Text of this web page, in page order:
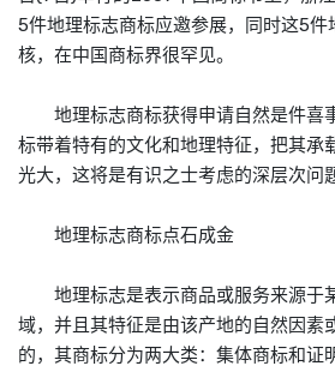
5件地理标志商标应邀参展，同时这5件
核，在中国商标界很罕见。
地理标志商标获得申请自然是件喜
标带着特有的文化和地理特征，把其承
光大，这将是有识之士考虑的深层次问
地理标志商标点石成金
地理标志是表示商品或服务来源于
域，并且其特征是由该产地的自然因素
的，其商标分为两大类：集体商标和证